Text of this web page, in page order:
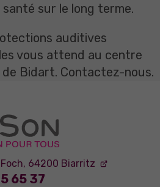
sur le long terme.
auditives
vous attend au centre
Bidart. Contactez-nous.
64200 Biarritz
65 37